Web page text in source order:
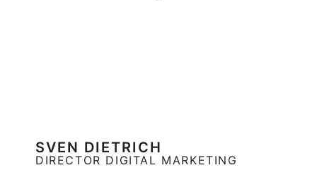
SVEN DIETRICH
DIRECTOR DIGITAL MARKETING